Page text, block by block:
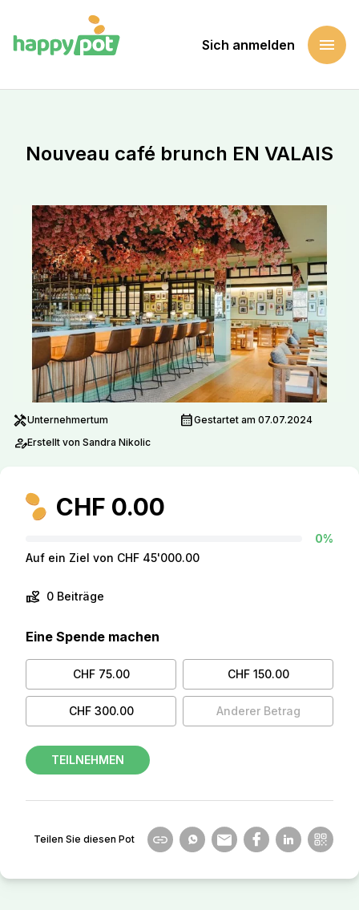
Sich anmelden menu
Nouveau café brunch EN VALAIS
handymanUnternehmertum calendar_monthGestartet am 07.07.2024
person_editErstellt von Sandra Nikolic
CHF 0.00
0%
Auf ein Ziel von CHF 45'000.00
volunteer_activism 0 Beiträge
Eine Spende machen
CHF 75.00 CHF 150.00
CHF 300.00 Anderer Betrag
TEILNEHMEN
Teilen Sie diesen Pot